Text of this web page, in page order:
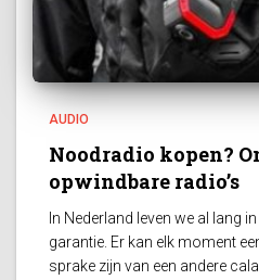
AUDIO
Noodradio kopen?
opwindbare radio’s
In Nederland leven we al lang
garantie. Er kan elk moment
sprake zijn van een andere